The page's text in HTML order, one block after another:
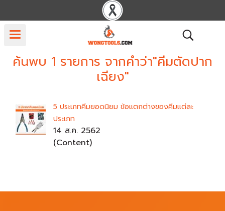
ค้นพบ 1 รายการ จากคำว่า"คีมตัดปาก
เฉียง"
5 ประเภทคีมยอดนิยม ข้อแตกต่างของคีมแต่ละ
ประเภท
14 ส.ค. 2562
(Content)